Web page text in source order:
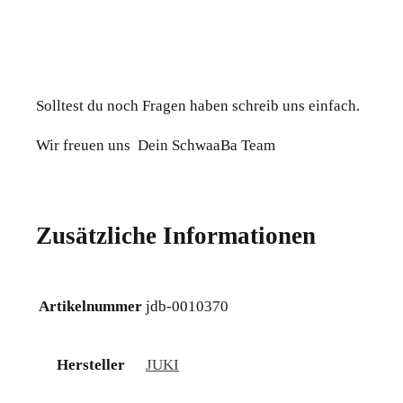
Solltest du noch Fragen haben schreib uns einfach.
Wir freuen uns Dein SchwaaBa Team
Zusätzliche Informationen
Artikelnummer jdb-0010370
Hersteller JUKI